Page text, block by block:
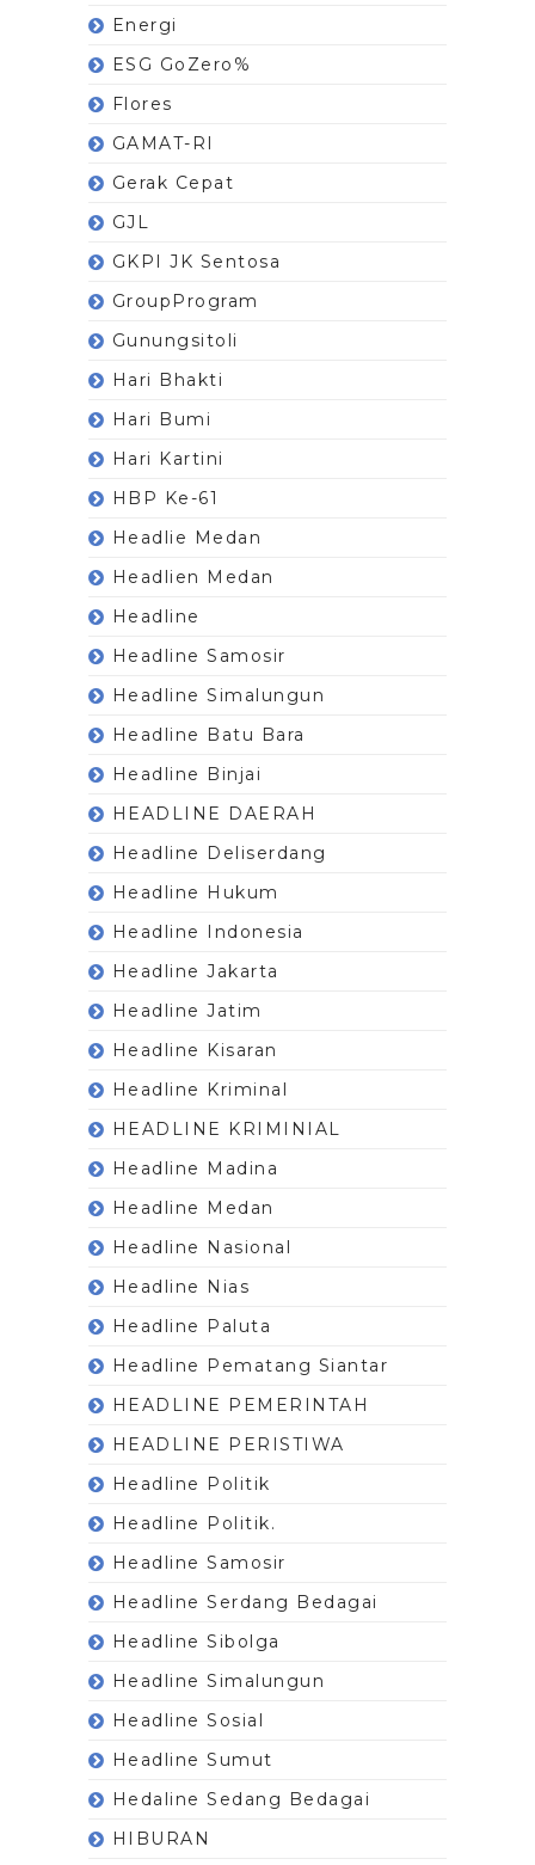
Energi
ESG GoZero%
Flores
GAMAT-RI
Gerak Cepat
GJL
GKPI JK Sentosa
GroupProgram
Gunungsitoli
Hari Bhakti
Hari Bumi
Hari Kartini
HBP Ke-61
Headlie Medan
Headlien Medan
Headline
Headline Samosir
Headline Simalungun
Headline Batu Bara
Headline Binjai
HEADLINE DAERAH
Headline Deliserdang
Headline Hukum
Headline Indonesia
Headline Jakarta
Headline Jatim
Headline Kisaran
Headline Kriminal
HEADLINE KRIMINIAL
Headline Madina
Headline Medan
Headline Nasional
Headline Nias
Headline Paluta
Headline Pematang Siantar
HEADLINE PEMERINTAH
HEADLINE PERISTIWA
Headline Politik
Headline Politik.
Headline Samosir
Headline Serdang Bedagai
Headline Sibolga
Headline Simalungun
Headline Sosial
Headline Sumut
Hedaline Sedang Bedagai
HIBURAN